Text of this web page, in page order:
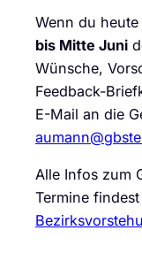
Wenn du
bis Mitte Juni
Wünsche,
Feedback-
E-Mail an die
Alle Infos zum
Termine